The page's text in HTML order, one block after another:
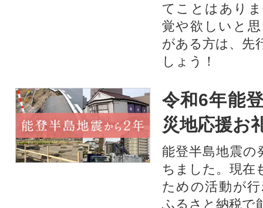
てことはあり
覚や欲しいと
がある方は、先
しょう！
令和6年能
災地応援お
能登半島地震の
ちました。現在
ための活動が
ふるさと納税で